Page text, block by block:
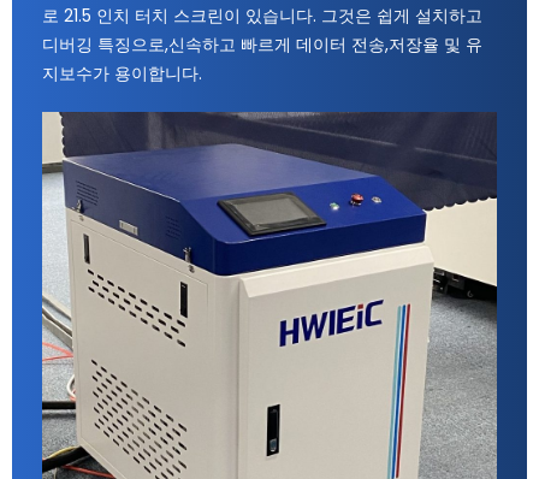
로 21.5 인치 터치 스크린이 있습니다. 그것은 쉽게 설치하고
디버깅 특징으로,신속하고 빠르게 데이터 전송,저장율 및 유
지보수가 용이합니다.